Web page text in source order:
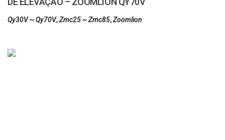
Qy30V ~ Qy70V,Zmc25 ~ Zmc85,Zoomlion